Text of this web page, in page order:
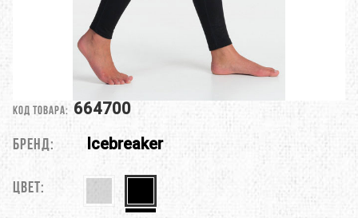
Код товара: 664700
Бренд: Icebreaker
Цвет: